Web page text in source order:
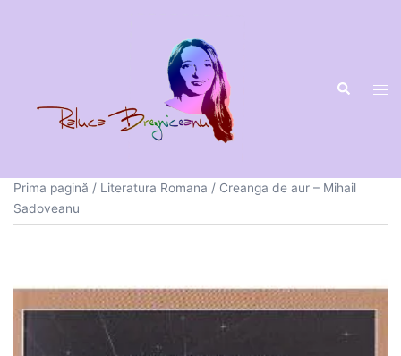
Prima pagină / Literatura Romana / Creanga de aur – Mihail
Sadoveanu